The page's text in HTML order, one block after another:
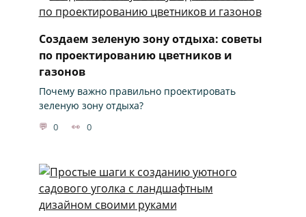
Создаем зеленую зону отдыха: советы
по проектированию цветников и
газонов
Почему важно правильно проектировать
зеленую зону отдыха?
0 0